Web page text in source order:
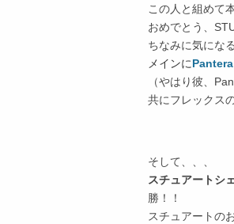
この人と組めて
おめでとう、
ちなみに気にな
メインにPantera
（やはり彼、
共にフレックス
そして、、、
スチュアートシ
勝！！
スチュアートの